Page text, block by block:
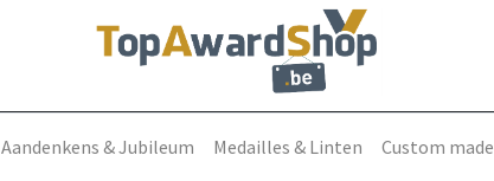
Aandenkens & Jubileum Medailles & Linten Custom made